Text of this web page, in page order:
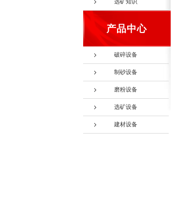
选矿知识
产品中心
破碎设备
制砂设备
磨粉设备
选矿设备
建材设备